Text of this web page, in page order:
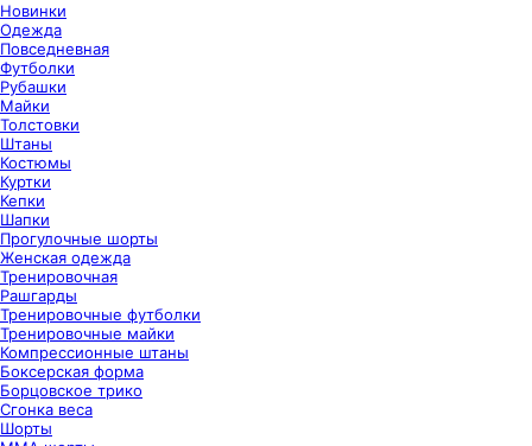
Новинки
Одежда
Повседневная
Футболки
Рубашки
Майки
Толстовки
Штаны
Костюмы
Куртки
Кепки
Шапки
Прогулочные шорты
Женская одежда
Тренировочная
Рашгарды
Тренировочные футболки
Тренировочные майки
Компрессионные штаны
Боксерская форма
Борцовское трико
Сгонка веса
Шорты